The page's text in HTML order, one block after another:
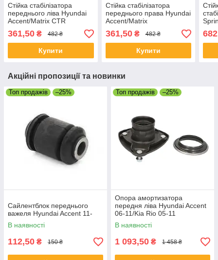
Стійка стабілізатора
переднього ліва Hyundai
Accent/Matrix CTR
361,50 ₴ 482 ₴
Купити
Стійка стабілізатора
переднього права Hyundai
Accent/Matrix
361,50₴ 482 ₴
Купити
Акційні пропозиції та новинки
Топ продажів –25%
Сайлентблок переднього
важеля Hyundai Accent 11-
В наявності
112,50 ₴ 150 ₴
Топ продажів –25%
Опора амортизатора
передня ліва Hyundai Accent
06-11/Kia Rio 05-11
В наявності
1 093,50 ₴ 1 458 ₴